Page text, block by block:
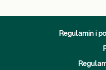
Regulamin i